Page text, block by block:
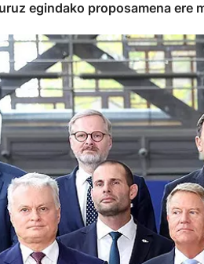
egindako proposamena ere